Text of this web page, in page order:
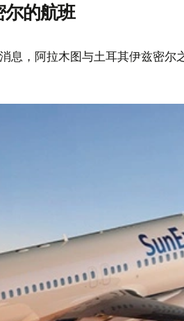
尔的航班
息，阿拉木图与土耳其伊兹密尔